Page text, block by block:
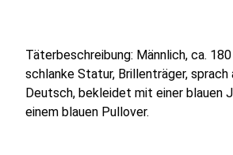
Täterbeschreibung: Männlich, ca.
schlanke Statur, Brillenträger,
Deutsch, bekleidet mit einer blauen
einem blauen Pullover.